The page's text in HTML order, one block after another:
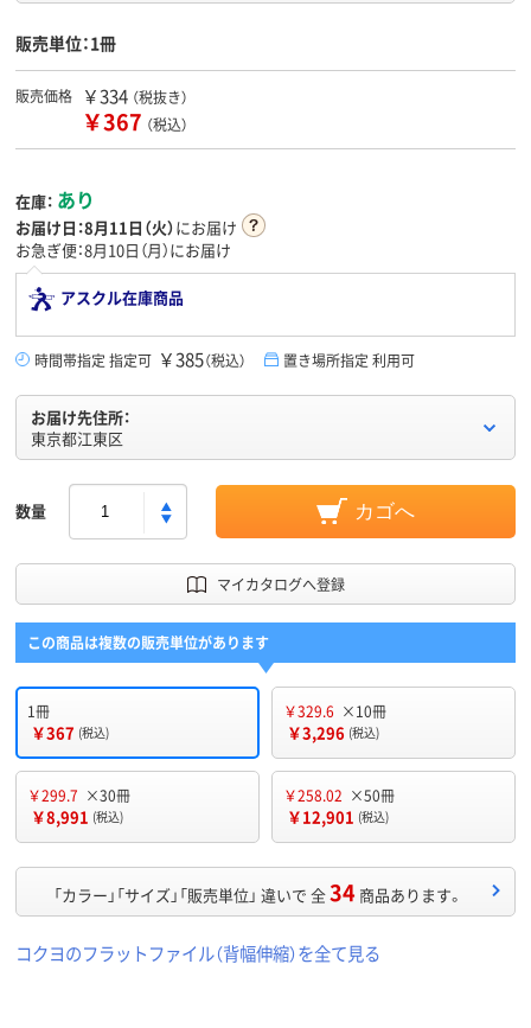
販売単位：1冊
販売価格 ￥334 （税抜き）
￥367 （税込）
在庫： あり
お届け日：8月11日（火）にお届け
お急ぎ便：8月10日（月）にお届け
アスクル在庫商品
時間帯指定 指定可 ￥385（税込） 置き場所指定 利用可
お届け先住所：
東京都江東区
数量 カゴへ
マイカタログへ登録
この商品は複数の販売単位があります
1冊
￥367 (税込)
￥329.6 ×10冊
￥3,296 (税込)
￥299.7 ×30冊
￥8,991 (税込)
￥258.02 ×50冊
￥12,901 (税込)
「カラー」「サイズ」「販売単位」 違いで 全34 商品あります。
コクヨのフラットファイル（背幅伸縮）を全て見る